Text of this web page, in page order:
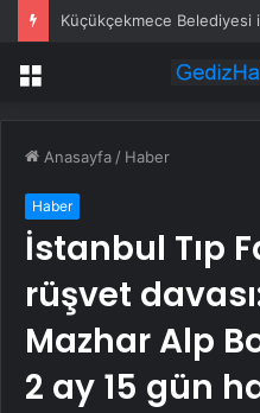
Menü
Anasayfa / Haber
Haber
İstanbul Tıp
rüşvet
Mazhar Alp
2 ay 15 gün